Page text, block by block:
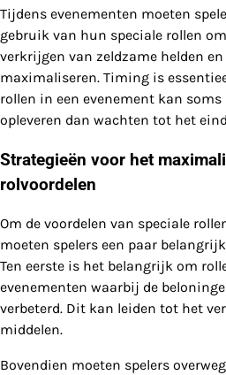
Tijdens evenementen moeten
gebruik van hun speciale rollen
verkrijgen van zeldzame helden
maximaliseren. Timing is
rollen in een evenement kan soms
opleveren dan wachten tot het
Strategieën voor het
rolvoordelen
Om de voordelen van speciale
moeten spelers een paar
Ten eerste is het belangrijk om
evenementen waarbij de
verbeterd. Dit kan leiden tot het
middelen.
Bovendien moeten spelers